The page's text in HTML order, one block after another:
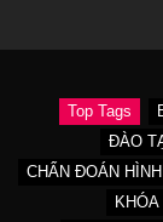
Top Tags
ĐÀO
CHẨN ĐOÁN